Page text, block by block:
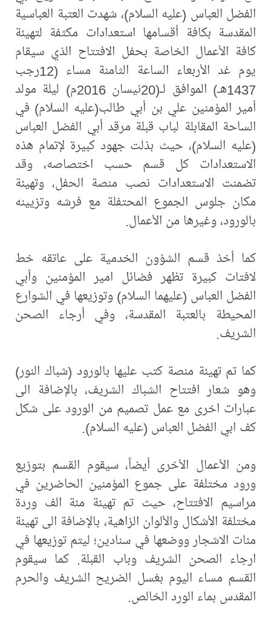
الفضل العباس (عليه السلام)، شهدت العتبة العباسية
المقدسة بكافة أقسامها استعدادات مكثفة لتهيئة
كافة الأعمال الخاصة بحفل الافتتاح الذي سيقام
يوم غد الأربعاء الساعة الثامنة مساء (12رجب
1437هـ) الموافق لـ(20نيسان 2016م) ليلة مولد
أمير المؤمنين علي بن أبي طالب(عليه السلام) في
الساحة المقابلة لباب قبلة مرقد أبي الفضل العباس
(عليه السلام)، حيث بذلت جهود كبيرة لإتمام هذه
الاستعدادات كل قسم حسب اختصاصه، وقد
تضمنت الاستعدادات نصب منصة الحفل، وتهيئة
مكان جلوس الجموع المحتفلة مع فرشه وتزيينه
بالورود، وغيرها من الأعمال.
كما أخذ قسم الشؤون الخدمية على عاتقه خط
لافتات كبيرة تظهر فضائل امير المؤمنين وأبي
الفضل العباس (عليهما السلام) وتوزيعها في الشوارع
المحيطة بالعتبة المقدسة، وفي أرجاء الصحن
الشريف.
كما تم تهيئة منصة كتب عليها بالورود (شباك النور)
وهو شعار افتتاح الشباك الشريف، بالإضافة الى
عبارات اخرى مع عمل تصميم من الورود على شكل
كف ابي الفضل العباس (عليه السلام).
ومن الأعمال الأخرى أيضاً، سيقوم القسم بتوزيع
ورود مختلفة على جموع المؤمنين الحاضرين في
مراسيم الافتتاح، حيث تم تهيئة مئة الف وردة
مختلفة الأشكال والألوان الزاهية، بالإضافة الى تهيئة
مئات الاشجار ووضعها في سنادين؛ ليتم توزيعها في
ارجاء الصحن الشريف وباب القبلة. كما سيقوم
القسم مساء اليوم بغسل الضريح الشريف والحرم
المقدس بماء الورد الخالص.